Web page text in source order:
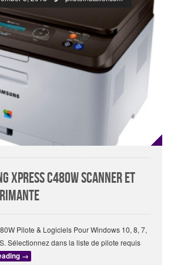
Xpress C480W Scanner Et
Pilote & Logiciels Pour Windows 10, 8, 7,
Sélectionnez dans la liste de pilote requis
→